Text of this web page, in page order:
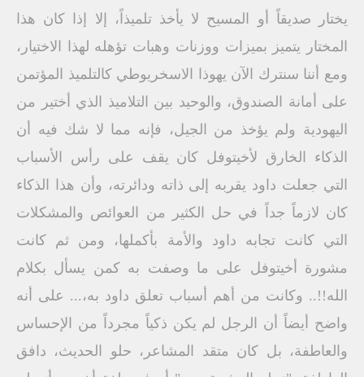
يختار صديقاً أو المسيح لا يأخذ تلميذاً، إلا إذا كان هذا
المختار يتميز بميزات ووزنات وهبات تؤهله لهذا الاختيار،
ومع أننا سنترك الآن يهوذا الاسخريوطي كالتلميذ المؤتمن
على أمانة الصندوق، والوحيد بين التلاميذ الذي أختير من
اليهودية ولم يؤخذ من الجيل، فإنه مما لا شك فيه أن
الذكاء الخارق لأخيتوفل كان يقف على رأس الأسباب
التي جعلت داود يقربه إلى ذاته ودائرته، وأن هذا الذكاء
كان لازماً جداً في حل الكثير من العوائص والمشكلات
التي كانت تجابه داود والأمة بأكملها، ومن ثم كانت
مشورة أخيتوفل على ما وصفت به كمن يسأل بكلام
الله!!.. وكانت من أهم أسباب تعلق داود به،... على أنه
واضح أيضاً أن الرجل لم يكن ذكياً مجرداً من الإحساس
والعاطفة، بل كان متقد المشاعر، حلو الحديث، دافق